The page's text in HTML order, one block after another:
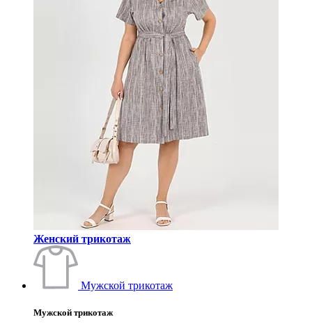
Женский трикотаж
Мужской трикотаж
Мужской трикотаж